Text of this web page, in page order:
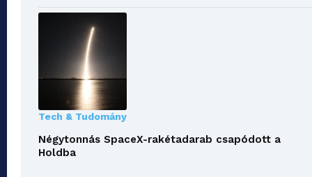
Tech & Tudomány
Négytonnás SpaceX-rakétadarab csapódott a
Holdba